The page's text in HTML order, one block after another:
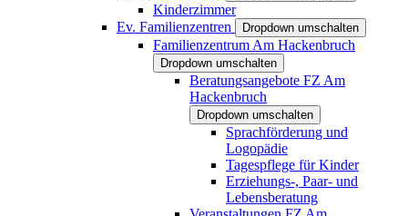
Kinderzimmer
Ev. Familienzentren
Dropdown umschalten
Familienzentrum Am Hackenbruch
Dropdown umschalten
Beratungsangebote FZ Am
Hackenbruch
Dropdown umschalten
Sprachförderung und
Logopädie
Tagespflege für Kinder
Erziehungs-, Paar- und
Lebensberatung